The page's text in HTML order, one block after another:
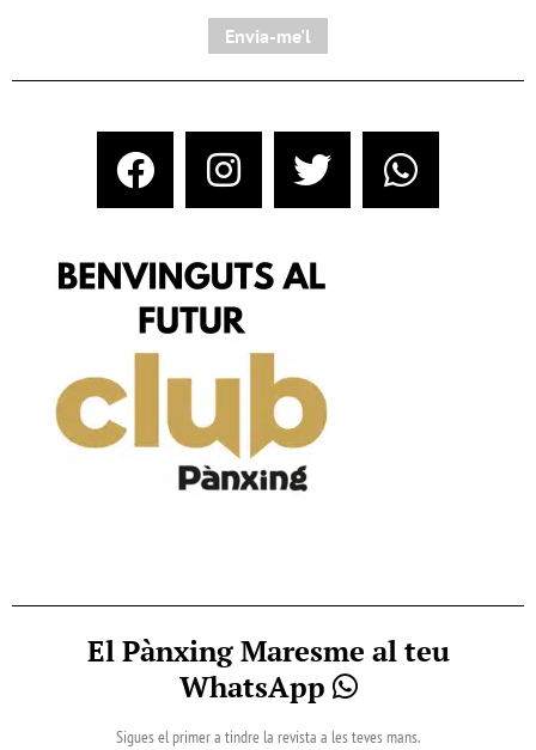
Envia-me'l
El Pànxing Maresme al teu
WhatsApp
Sigues el primer a tindre la revista a les teves mans.